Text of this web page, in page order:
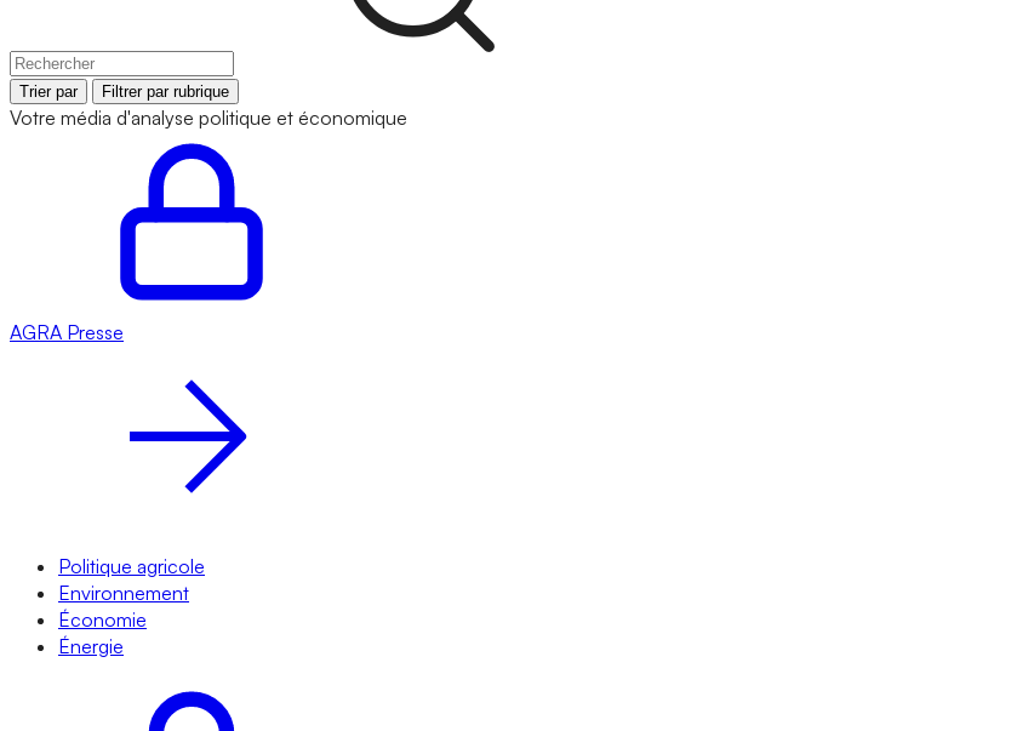
Trier par Filtrer par rubrique
Votre média d'analyse politique et économique
AGRA Presse
Politique agricole
Environnement
Économie
Énergie